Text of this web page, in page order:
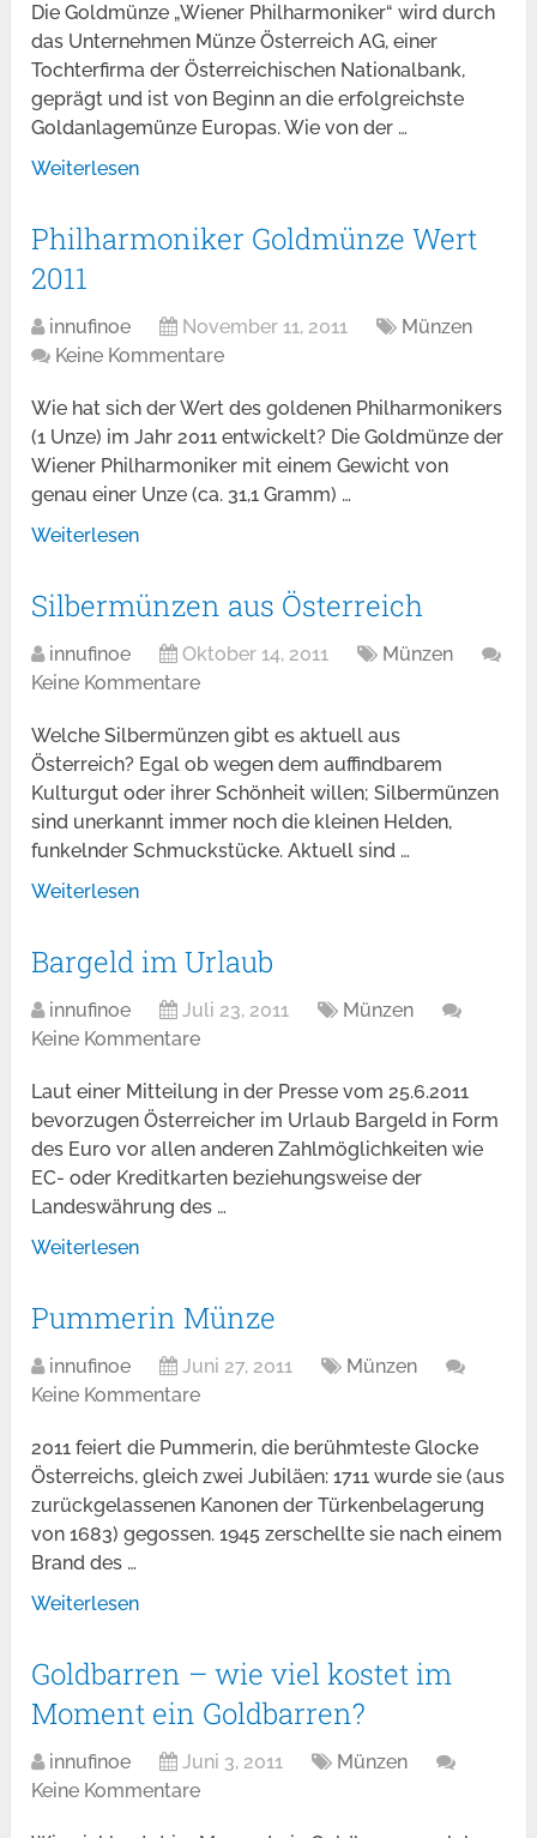
Die Goldmünze „Wiener Philharmoniker“ wird durch
das Unternehmen Münze Österreich AG, einer
Tochterfirma der Österreichischen Nationalbank,
geprägt und ist von Beginn an die erfolgreichste
Goldanlagemünze Europas. Wie von der …
Weiterlesen
Philharmoniker Goldmünze Wert
2011
innufinoe November 11, 2011
Münzen
Keine Kommentare
Wie hat sich der Wert des goldenen Philharmonikers
(1 Unze) im Jahr 2011 entwickelt? Die Goldmünze der
Wiener Philharmoniker mit einem Gewicht von
genau einer Unze (ca. 31,1 Gramm) …
Weiterlesen
Silbermünzen aus Österreich
innufinoe Oktober 14, 2011
Münzen
Keine Kommentare
Welche Silbermünzen gibt es aktuell aus
Österreich? Egal ob wegen dem auffindbarem
Kulturgut oder ihrer Schönheit willen; Silbermünzen
sind unerkannt immer noch die kleinen Helden,
funkelnder Schmuckstücke. Aktuell sind …
Weiterlesen
Bargeld im Urlaub
innufinoe Juli 23, 2011
Münzen
Keine Kommentare
Laut einer Mitteilung in der Presse vom 25.6.2011
bevorzugen Österreicher im Urlaub Bargeld in Form
des Euro vor allen anderen Zahlmöglichkeiten wie
EC- oder Kreditkarten beziehungsweise der
Landeswährung des …
Weiterlesen
Pummerin Münze
innufinoe Juni 27, 2011
Münzen
Keine Kommentare
2011 feiert die Pummerin, die berühmteste Glocke
Österreichs, gleich zwei Jubiläen: 1711 wurde sie (aus
zurückgelassenen Kanonen der Türkenbelagerung
von 1683) gegossen. 1945 zerschellte sie nach einem
Brand des …
Weiterlesen
Goldbarren – wie viel kostet im
Moment ein Goldbarren?
innufinoe Juni 3, 2011
Münzen
Keine Kommentare